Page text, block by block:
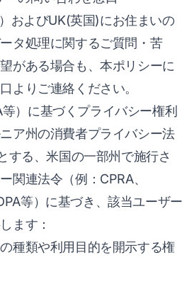
およびUK(英国)にお住まいの
タ処理に関するご質問・苦
がある場合も、本ポリシーに
よりご連絡ください。
）に基づくプライバシー権利
ア州の消費者プライバシー法
する、米国の一部州で施行さ
関連法令（例：CPRA、
等）に基づき、該当ユーザー
ます：
種類や利用目的を開示する権